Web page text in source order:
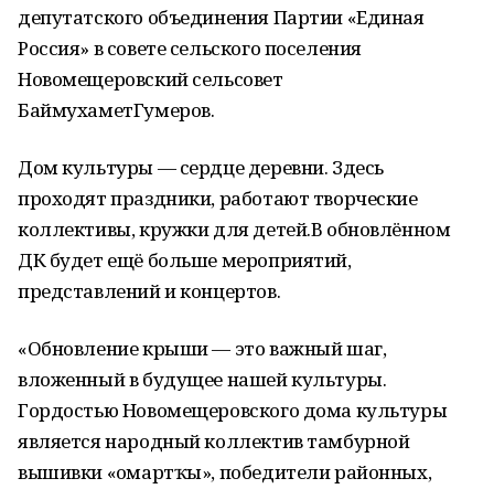
депутатского объединения Партии «Единая
Россия» в совете сельского поселения
Новомещеровский сельсовет
БаймухаметГумеров.
Дом культуры — сердце деревни. Здесь
проходят праздники, работают творческие
коллективы, кружки для детей.В обновлённом
ДК будет ещё больше мероприятий,
представлений и концертов.
«Обновление крыши — это важный шаг,
вложенный в будущее нашей культуры.
Гордостью Новомещеровского дома культуры
является народный коллектив тамбурной
вышивки «Ҡомартҡы», победители районных,